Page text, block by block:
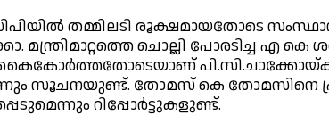
തമ്മിലടി രൂക്ഷമായതോടെ
മന്ത്രിമാറ്റത്തെ ചൊല്ലി പോരടിച്ച എ
സൂചനയുണ്ട്. തോമസ് കെ തോമസിനെ
റിപ്പോര്‍ട്ടുകളുണ്ട്.